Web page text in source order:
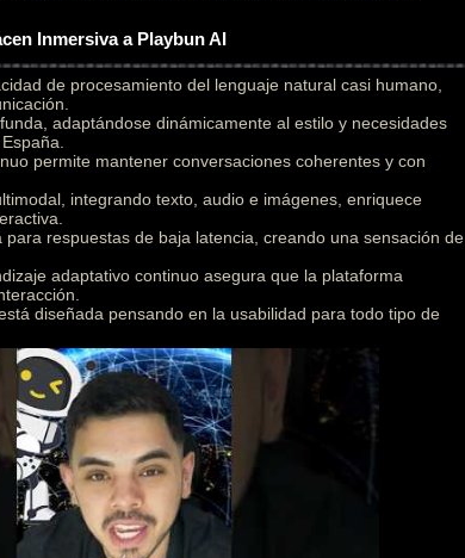
Inmersiva a Playbun AI
de procesamiento del lenguaje natural casi humano,
adaptándose dinámicamente al estilo y necesidades
permite mantener conversaciones coherentes y con
integrando texto, audio e imágenes, enriquece
respuestas de baja latencia, creando una sensación de
adaptativo continuo asegura que la plataforma
diseñada pensando en la usabilidad para todo tipo de